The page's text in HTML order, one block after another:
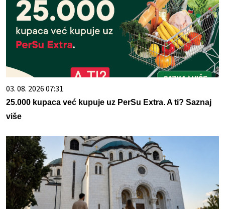
03. 08. 2026 07:31
25.000 kupaca već kupuje uz PerSu Extra. A ti? Saznaj
više